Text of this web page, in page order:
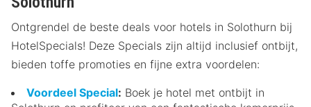
Ontgrendel de beste deals voor hotels in Solothurn bij
HotelSpecials! Deze Specials zijn altijd inclusief ontbijt,
bieden toffe promoties en fijne extra voordelen:
Voordeel Special: Boek je hotel met ontbijt in